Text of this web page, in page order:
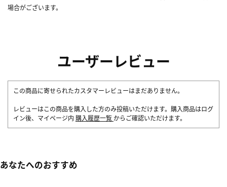
場合がございます。
ユーザーレビュー
この商品に寄せられたカスタマーレビューはまだありません。
レビューはこの商品を購入した方のみ投稿いただけます。購入商品はログ
イン後、マイページ内 購入履歴一覧 からご確認いただけます。
あなたへのおすすめ